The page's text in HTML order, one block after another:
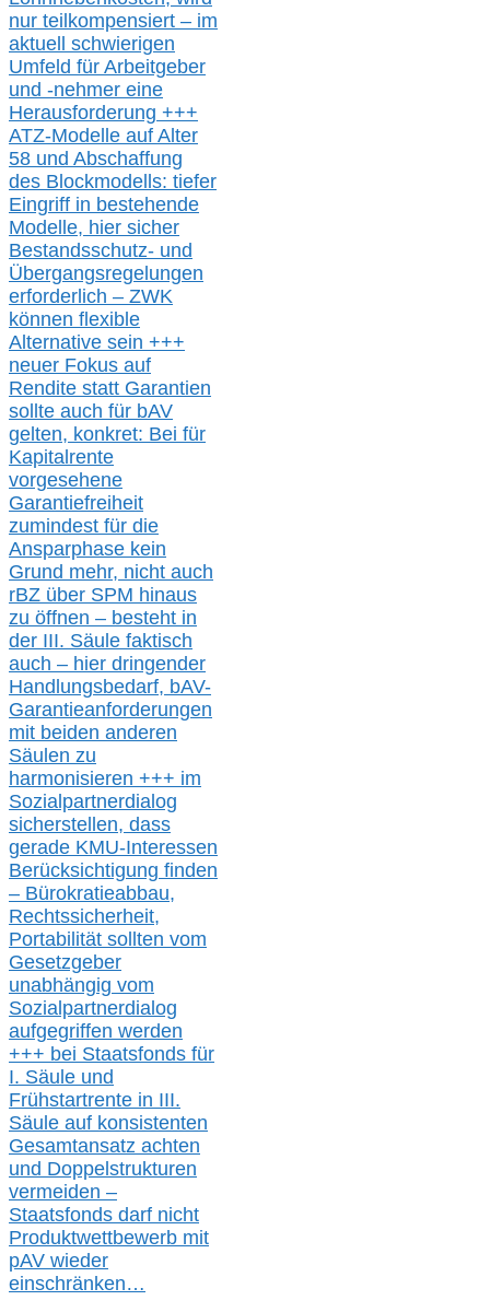
nur teilkompensiert – im
aktuell schwierigen
Umfeld für Arbeitgeber
und -nehmer eine
Herausforderung +++
ATZ-Modelle auf Alter
58 und Abschaffung
des Blockmodells: tiefer
Eingriff in bestehende
Modelle, hier sicher
Bestandsschutz- und
Übergangsregelungen
erforderlich – ZWK
können flexible
Alternative sein +++
neuer Fokus auf
Rendite statt Garantien
sollte auch für bAV
gelten, konkret: Bei für
Kapitalrente
vorgesehene
Garantiefreiheit
zumindest für die
Ansparphase kein
Grund mehr, nicht auch
rBZ über SPM hinaus
zu öffnen – besteht in
der III. Säule faktisch
auch – hier dringender
Handlungsbedarf, bAV-
Garantieanforderungen
mit beiden anderen
Säulen zu
harmonisieren +++ im
Sozialpartnerdialog
sicherstellen, dass
gerade KMU-Interessen
Berücksichtigung finden
– Bürokratieabbau,
Rechtssicherheit,
Portabilität sollten vom
Gesetzgeber
unabhängig vom
Sozialpartnerdialog
aufgegriffen werden
+++ bei Staatsfonds für
I. Säule und
Frühstartrente in III.
Säule auf konsistenten
Gesamtansatz achten
und Doppelstrukturen
vermeiden –
Staatsfonds darf nicht
Produktwettbewerb mit
pAV wieder
einschränken…